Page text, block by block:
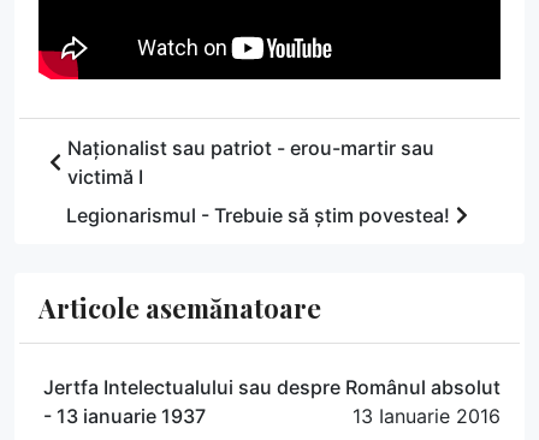
Naționalist sau patriot - erou-martir sau
victimă I
Legionarismul - Trebuie să știm povestea!
Articole asemănatoare
Jertfa Intelectualului sau despre Românul absolut
- 13 ianuarie 1937
13 Ianuarie 2016